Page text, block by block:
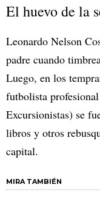
El huevo de la
Leonardo Nelson
padre cuando
Luego, en los
futbolista
Excursionistas) se
libros y otros
capital.
MIRA TAMBIÉN